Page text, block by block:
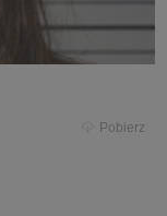
Pobierz